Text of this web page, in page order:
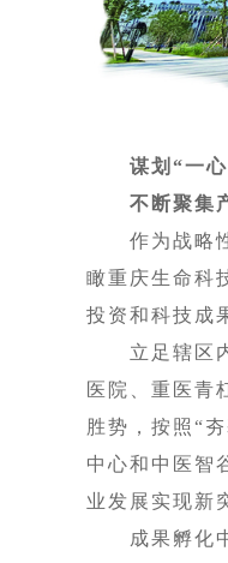
谋划“一
不断聚集产
作为战略性
瞰重庆生命科
投资和科技成
立足辖区内
医院、重医青
胜势，按照“
中心和中医智
业发展实现
成果孵化中